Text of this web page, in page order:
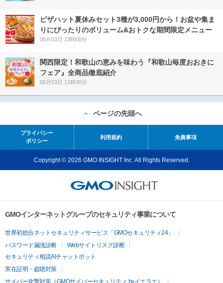
ピザハット夏休みセット3種が3,000円から！お盆や集ま
りにぴったりのボリューム&おトクな期間限定メニュー
08月03日 13時00分
関西限定！和歌山の恵みを味わう『和歌山毎度おおきに
フェア』全商品徹底紹介
08月03日 11時30分
ページの先頭へ
プライバシー
ポリシー
利用規約 免責事項
Copyright © 2026 GMO INSIGHT Inc. All Rights Reserved.
GMOインターネットグループのセキュリティ事業について
世界初総合ネットセキュリティサービス「GMOセキュリティ24」
パスワード漏洩診断
Webサイトリスク診断
セキュリティ相談AIチャットボット
実在証明・盗聴対策
サイバー攻撃対策（GMOサイバーセキュリティ byイエラエ）